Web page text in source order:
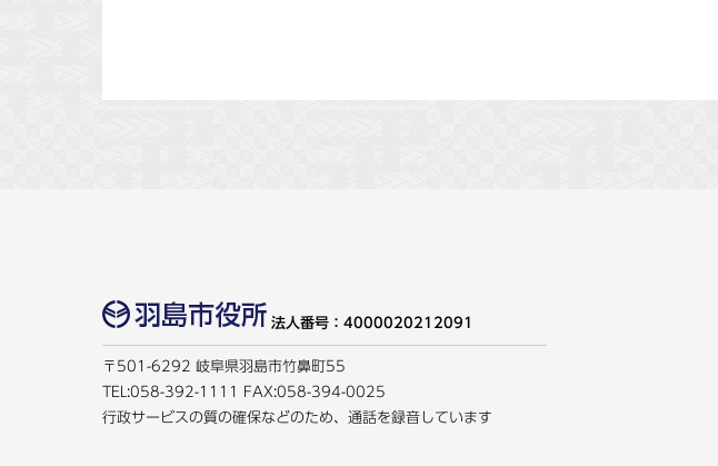
法人番号：4000020212091
〒501-6292 岐阜県羽島市竹鼻町55
TEL:058-392-1111
FAX:058-394-0025
行政サービスの質の確保などのため、通話を録音しています